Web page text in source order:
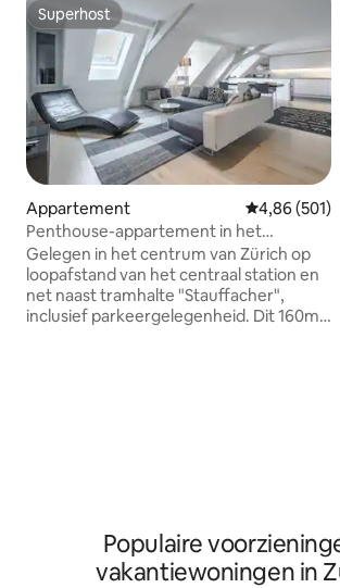
Superhost
Superhost
Appartement
4,86 (501)
Penthouse-appartement in het
centrum, inclusief parkeren
Gelegen in het centrum van Zürich op
loopafstand van het centraal station en
net naast tramhalte "Stauffacher",
inclusief parkeergelegenheid. Dit 160m2
koppels, gezinnen of zakenreizigers.
Populaire
vakantiewoningen in